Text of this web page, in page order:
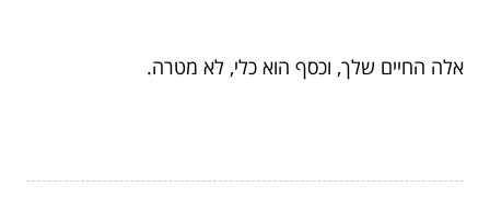
אלה החיים שלך, וכסף הוא כלי, לא מטרה.